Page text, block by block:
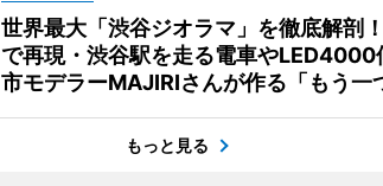
世界最大「渋谷ジオラマ」を徹底解剖
で再現・渋谷駅を走る電車や
市モデラーMAJIRIさんが作る「もう一
もっと見る